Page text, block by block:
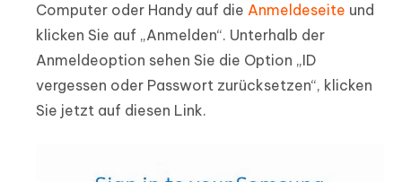
Computer oder Handy auf die Anmeldeseite und
klicken Sie auf „Anmelden“. Unterhalb der
Anmeldeoption sehen Sie die Option „ID
vergessen oder Passwort zurücksetzen“, klicken
Sie jetzt auf diesen Link.